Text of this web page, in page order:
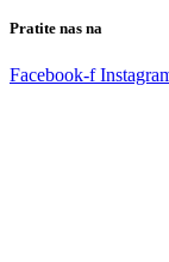
Pratite nas na
Facebook-f